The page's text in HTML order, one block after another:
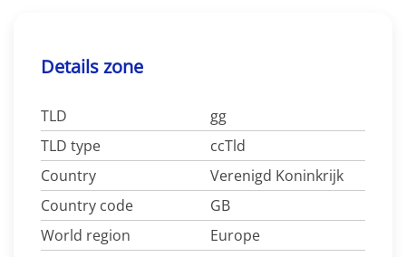
Details zone
TLD
gg
TLD type
ccTld
Country
Verenigd Koninkrijk
Country code
GB
World region
Europe